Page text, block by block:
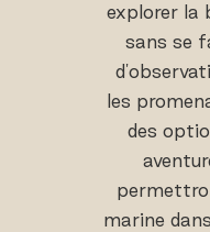
explorer la
sans se
les
des
marine